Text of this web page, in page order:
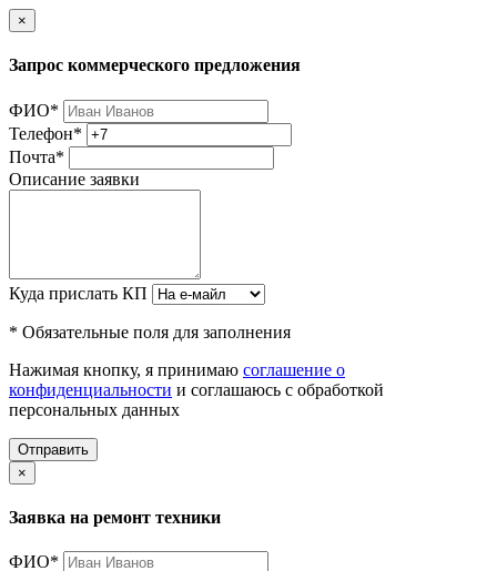
×
Запрос коммерческого предложения
ФИО*
Телефон*
Почта*
Описание заявки
Куда прислать КП
* Обязательные поля для заполнения
Нажимая кнопку, я принимаю соглашение о
конфиденциальности и соглашаюсь с обработкой
персональных данных
Отправить
×
Заявка на ремонт техники
ФИО*